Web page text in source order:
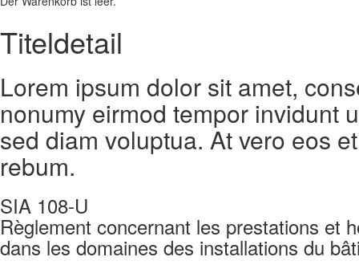
Titeldetail
Lorem ipsum dolor sit amet,
nonumy eirmod tempor invidunt
sed diam voluptua. At vero eos
rebum.
SIA 108-U
Règlement concernant les prestations et
dans les domaines des installations du